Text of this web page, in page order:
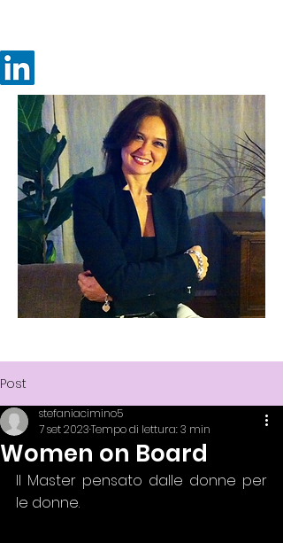
Post
Women on Board
stefaniacimino5
7 set 2023Tempo di lettura: 3 min
Il Master pensato dalle donne per
le donne.